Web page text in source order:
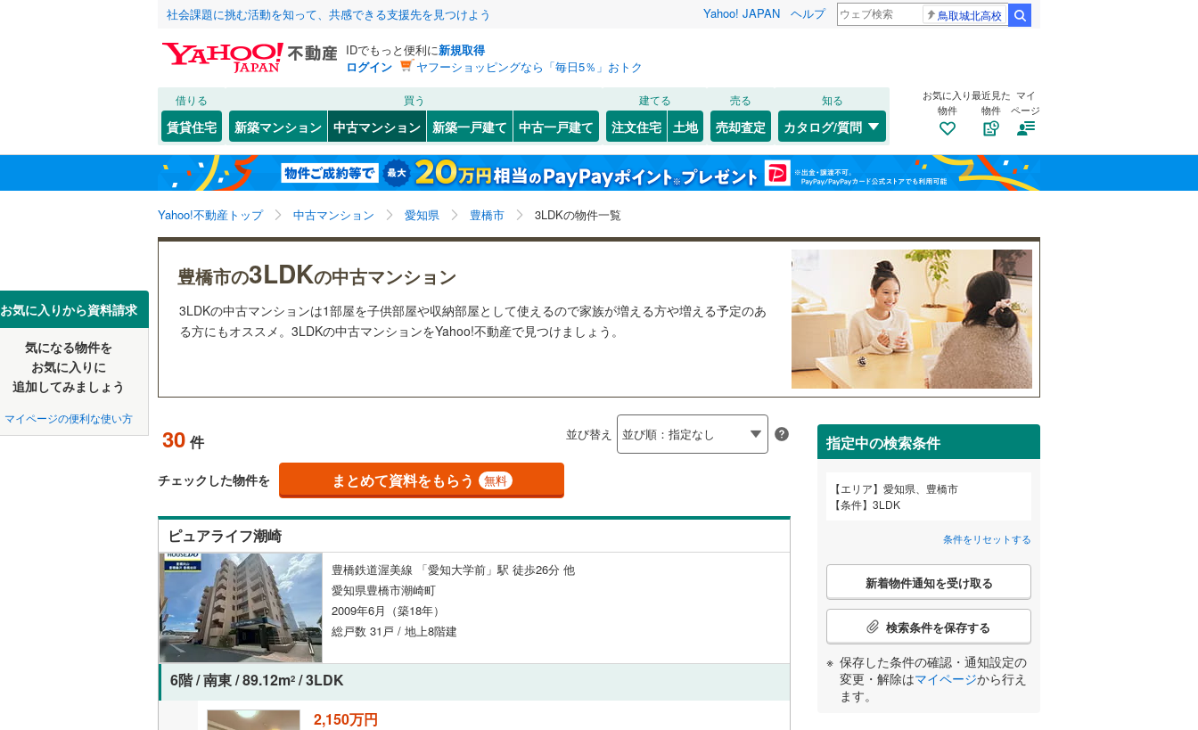
社会課題に挑む活動を知って、共感できる支援先を見つけよう Yahoo! JAPAN ヘルプ 鳥取城北高校
IDでもっと便利に新規取得
ログイン
ヤフーショッピングなら「毎日5％」おトク
借りる
賃貸住宅
買う
新築マンション 中古マンション 新築一戸建て 中古一戸建て
建てる
注文住宅 土地
売る
売却査定
知る
カタログ/質問
お気に入り
物件
最近見た
物件
マイ
ページ
Yahoo!不動産トップ 中古マンション 愛知県 豊橋市 3LDKの物件一覧
お気に入りから資料請求
気になる物件を
お気に入りに
追加してみましょう
マイページの便利な使い方
豊橋市の3LDKの中古マンション
3LDKの中古マンションは1部屋を子供部屋や収納部屋として使えるので家族が増える方や増える予定のあ
る方にもオススメ。3LDKの中古マンションをYahoo!不動産で見つけましょう。
30 件 並び替え
チェックした物件を まとめて資料をもらう 無料
ピュアライフ潮崎
豊橋鉄道渥美線 「愛知大学前」駅 徒歩26分 他
愛知県豊橋市潮崎町
2009年6月（築18年）
総戸数 31戸 / 地上8階建
6階 / 南東 / 89.12m2 / 3LDK
2,150万円
指定中の検索条件
エリア
愛知県、豊橋市
条件
3LDK
条件をリセットする
こ
検
条
件
新着物件通知を受け取る
検索条件を保存する
保存した条件の確認・通知設定の
変更・解除はマイページから行え
ます。
北海道 北海道
東北 青森 岩手 宮城 秋田 山形 福島
関東 東京 神奈川 埼玉 千葉
東海 愛知 岐阜 静岡 三重
和歌山
中国 鳥取 島根 岡山 広島 山口
高知
福岡 佐賀 長崎 鹿児島
該当物件0件 条件をリセットする
名古屋市 千種区(69) 東区(41) 北区(20)
西区(12) 中村区(10) 中区(34)
昭和区
(23 ) 瑞穂区
守山区
28 ) (46)
天白区(37)
かの地域
一宮市(
津島市(1) 碧南市(1)
刈谷市(14)
犬山市(0)
稲沢市(6) (11)
大府市( 9) 知立市(4)
岩倉市(4)
豊明市
田原市 ( 0)
愛西市
該当物件0件 条件をリセットする
芦原町(1) 東田町（字）(1) 大橋通(1)
北島町(4) 北山町(1) 潮崎町(2)
新栄町
(1 中野町
羽根井町(3
広小路
1 (2)
八通町(2) 佐藤 つつじが丘(2)
該当物件0件 条件をリセットする
JR 東海道本線(22) 飯田線(22) 中央本線（JR東海）(0)
武豊線(0) 関西本線（JR東海）(0) 東海道新幹線
地下鉄 名古屋市営地下鉄東山線(0) 名古屋市営地下鉄名城線(0) 名古屋市営地下鉄鶴舞線(0)
私鉄・その他 愛知環状鉄道( 0) 名古屋臨海高速鉄道あおなみ線(0)
豊橋鉄道東田本線(23) 豊橋鉄道渥美線(29) 愛知高速交通リニモ(0)
名鉄名古屋本線 ( 22) 名鉄豊川線 名鉄西尾線(0)
名鉄豊田線
名鉄津島線(0 ) 名鉄尾西線(0)
名鉄犬山線(0 )
近鉄名古屋線(
該当物件0件 条件をリセットする
該当物件0件 条件をリセットする
こだわり条件 リフォーム、リノベーション
リノベーション・リフォーム
（12）
築古・築30年以上（18）
共用設備
自転車置き場（18）
トランクルーム （ バイク置き場 10）
駐車場空きあり（近隣を含む）
オートロック 防犯カメラ（2）
管理・管理規約
24時間有人管理（0）
配置、向き、建ち方、日当たり
2階以上（25
階下に住戸なし（0） 最上階（3）
構造・規模・施工・品質・工法関連
制震構造（0）
大規模（総戸数200以上）
（0）
低層マンション（4階建て以
下）（1
該当物件0件 条件をリセットする
検索条件を保存しました
この検索条件の新着物件通知は、 マイページから設定できます。
保存した条件を見る
愛知県、豊橋市、3LDK
マイページ
閉じる お気に入りリストを見る
閉じる
閉じる お気に入りリストを見る
閉じる